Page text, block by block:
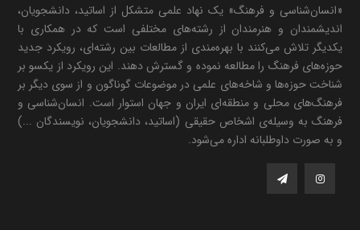
«انسان‌شناسی و فرهنگ» یک نهاد علمی متشکل از اساتید، دانشجویان،
اندیشمندان و هنرمندان از رشته‌های مختلفی است که در همکاری با
یکدیگر تلاش می‌کنند با بهره‌مندی از مطالعات بین رشته‌ای، رویکرد جدید
حوزه‌های فرهنگ را مطالعه نموده و گسترش دهند. این رویکرد از یکسو بر
شناخت حوزه‌ها و شاخه‌های علمی در موضوعات گوناگون و از سوی دیگر بر
فرهنگ‌های محلی و منطقه‌ای ایران و جهان استوار است. انسان‌شناسی و
فرهنگ به وسیله‌ی اشخاص حقیقی (اساتید، دانشجویان، نویسندگان ...)
و به صورت داوطلبانه اداره می‌شود.